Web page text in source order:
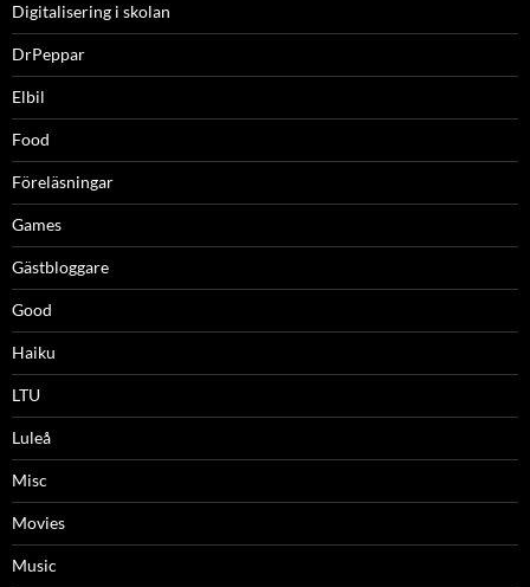
Digitalisering i skolan
DrPeppar
Elbil
Food
Föreläsningar
Games
Gästbloggare
Good
Haiku
LTU
Luleå
Misc
Movies
Music